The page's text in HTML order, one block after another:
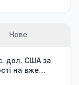
Нове
дол. США за
на вже